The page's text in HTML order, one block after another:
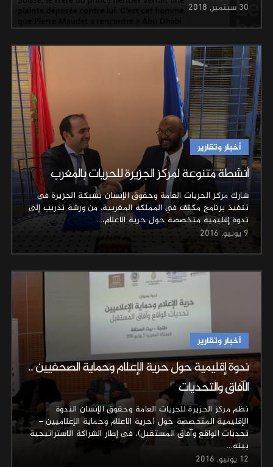
30 سبتمبر, 2018
أخبار وتقارير
أنشطة متنوعة لمركز الجزيرة للحريات بالمغرب
شارك مركز الحريات العامة وحقوق الإنسان بشبكة الجزيرة في
تنفيذ برنامج مكثف في المملكة المغربية، من ورشة تدريب إلى
ندوة إقليمية متخصصة حول حرية الاعلام،…
9 يونيو, 2016
أخبار وتقارير
ندوة إقليمية حول حرية الإعلام وحماية الصحفيين ..
الآفاق والتحديات
نظم مركز الجزيرة للحريات العامة وحقوق الإنسان الندوة
الإقليمية المتخصصة حول (حرية الاعلام وحماية الإعلاميين –
تحديات الواقع وآفاق المستقبل)، في إطار الشراكة الاستراتيجية
بينه…
12 يونيو, 2016